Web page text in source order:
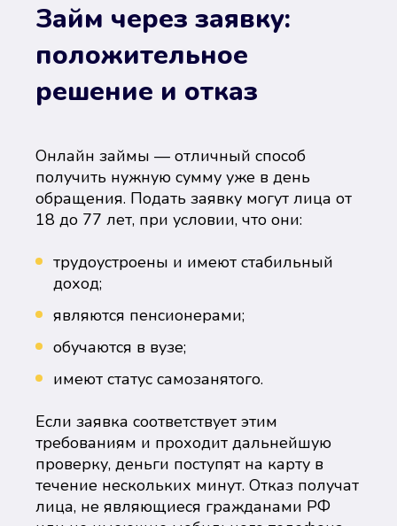
Займ через заявку:
положительное
решение и отказ
Онлайн займы — отличный способ
получить нужную сумму уже в день
обращения. Подать заявку могут лица от
18 до 77 лет, при условии, что они:
трудоустроены и имеют стабильный
доход;
являются пенсионерами;
обучаются в вузе;
имеют статус самозанятого.
Если заявка соответствует этим
требованиям и проходит дальнейшую
проверку, деньги поступят на карту в
течение нескольких минут. Отказ получат
лица, не являющиеся гражданами РФ